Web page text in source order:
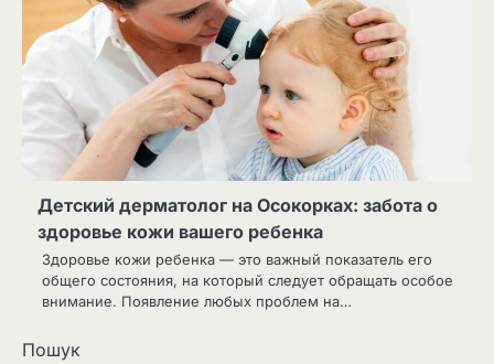
Детский дерматолог на Осокорках: забота о
здоровье кожи вашего ребенка
Здоровье кожи ребенка — это важный показатель его
общего состояния, на который следует обращать особое
внимание. Появление любых проблем на…
Пошук